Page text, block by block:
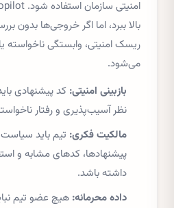
بالا ببرد، اما اگر خروجی‌ها بدون
ریسک امنیتی، وابستگی ناخواسته
می‌شود.
بازبینی امنیتی: کد پیشنهادی
نظر آسیب‌پذیری و رفتار
مالکیت فکری: تیم باید
پیشنهادها، کدهای مشابه و
داشته باشد.
داده محرمانه: هیچ عضو تیم